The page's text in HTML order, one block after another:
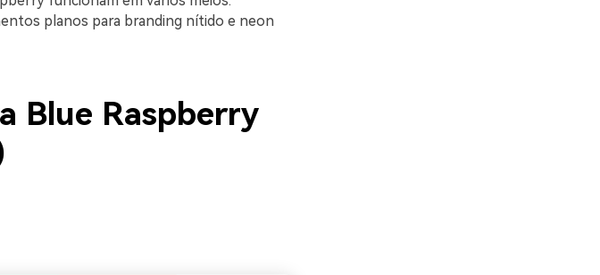
planos para branding nítido e neon
Blue Raspberry